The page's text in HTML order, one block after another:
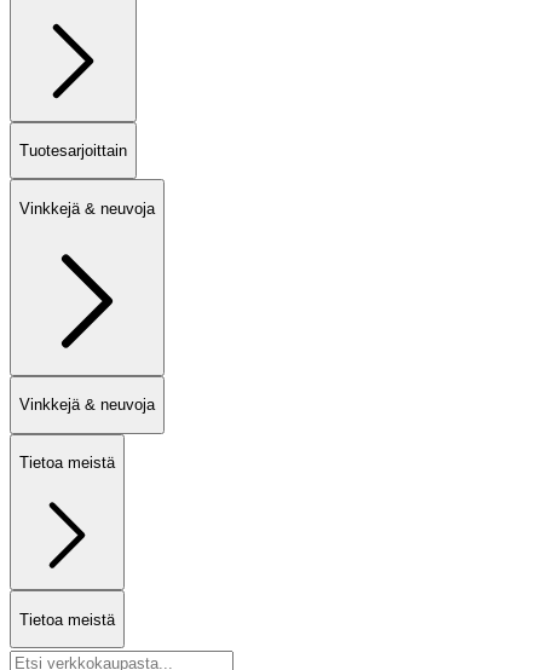
Tuotesarjoittain
Vinkkejä & neuvoja
Vinkkejä & neuvoja
Tietoa meistä
Tietoa meistä